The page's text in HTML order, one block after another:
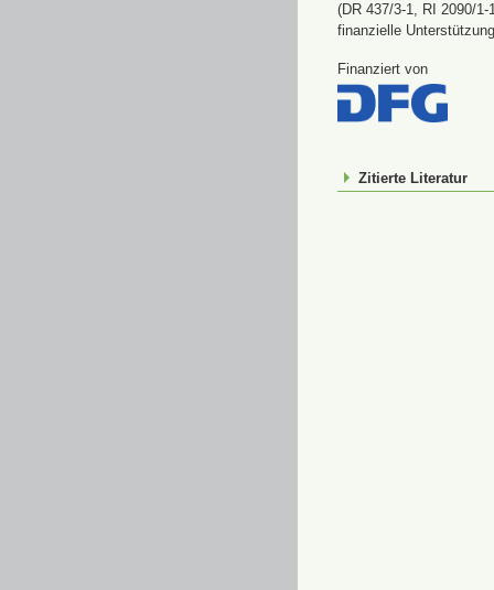
(DR 437/3-1, RI 2090/
finanzielle
Finanziert von
Zitierte Literatur